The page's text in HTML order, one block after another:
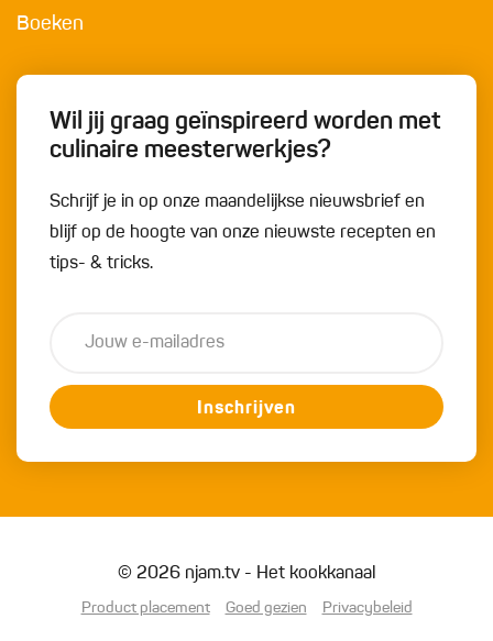
Boeken
Wil jij graag geïnspireerd worden met
culinaire meesterwerkjes?
Schrijf je in op onze maandelijkse nieuwsbrief en
blijf op de hoogte van onze nieuwste recepten en
tips- & tricks.
Inschrijven
© 2026 njam.tv - Het kookkanaal
Product placement Goed gezien Privacybeleid